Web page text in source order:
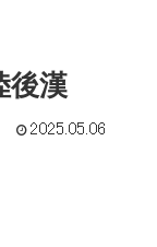
後漢
2025.05.06